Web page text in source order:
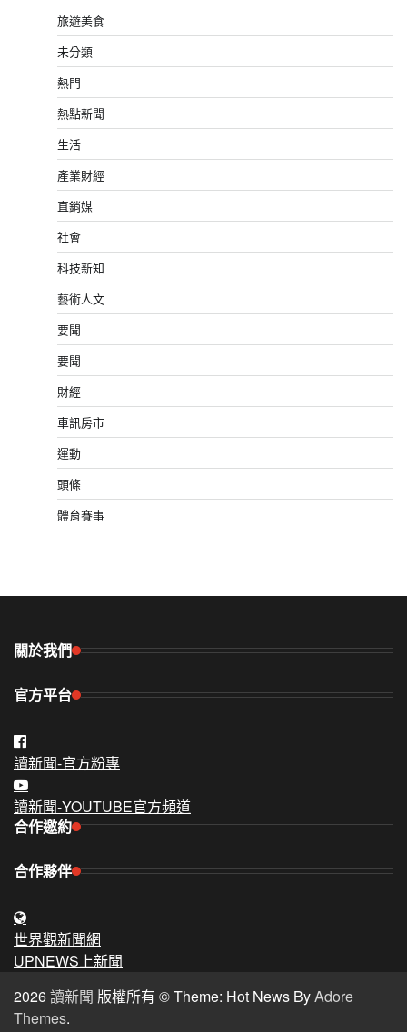
旅遊美食
未分類
熱門
熱點新聞
生活
產業財經
直銷媒
社會
科技新知
藝術人文
要聞
要聞
財經
車訊房市
運動
頭條
體育賽事
關於我們
官方平台
讀新聞-官方粉專
讀新聞-YOUTUBE官方頻道
合作邀約
合作夥伴
世界觀新聞網
UPNEWS上新聞
2026讀新聞 版權所有 © Theme: Hot News ByAdore
Themes.